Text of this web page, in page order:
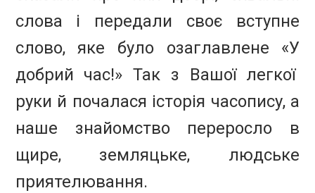
слова і передали своє вступне
слово, яке було озаглавлене «У
добрий час!» Так з Вашої легкої
руки й почалася історія часопису, а
наше знайомство переросло в
щире, земляцьке, людське
приятелювання.